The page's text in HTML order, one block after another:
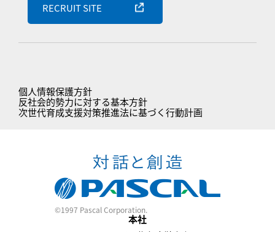
RECRUIT SITE
個人情報保護方針
反社会的勢力に対する基本方針
次世代育成支援対策推進法に基づく行動計画
©1997 Pascal Corporation.
本社